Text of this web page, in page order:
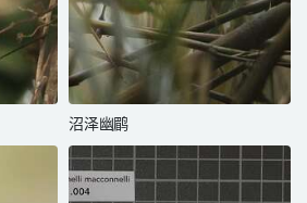
沼泽幽鹛